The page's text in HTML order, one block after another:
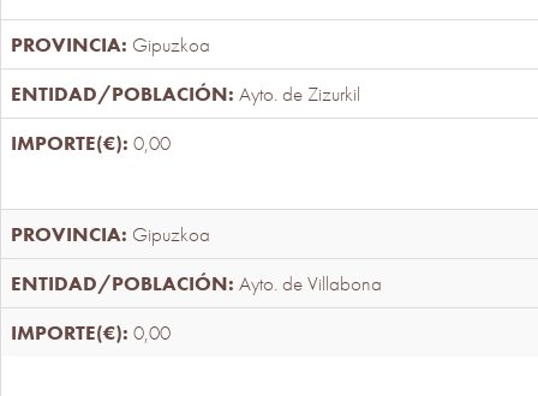
Gipuzkoa
Ayto. de Zizurkil
0,00
Gipuzkoa
Ayto. de Villabona
0,00